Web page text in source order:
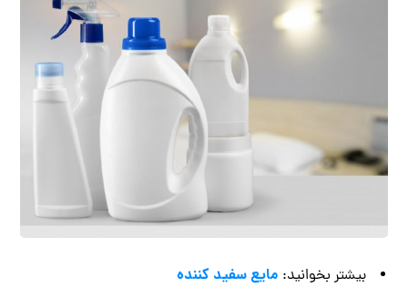
بیشتر بخوانید: مایع سفید کننده